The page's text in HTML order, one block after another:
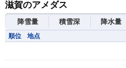
滋賀のアメダス
降雪量 積雪深 降水量
順位 地点